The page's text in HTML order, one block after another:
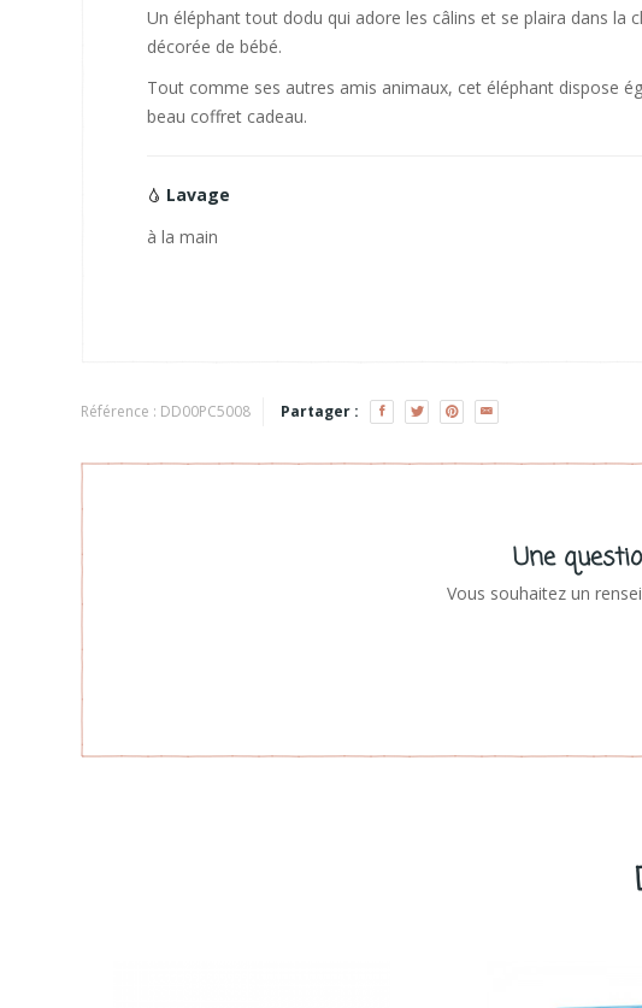
Un éléphant tout dodu qui adore les câlins et se plaira dans la
décorée de bébé.
Tout comme ses autres amis animaux, cet éléphant dispose
beau coffret cadeau.
Lavage
à la main
Référence : DD00PC5008 Partager :
Une
Vous souhaitez un